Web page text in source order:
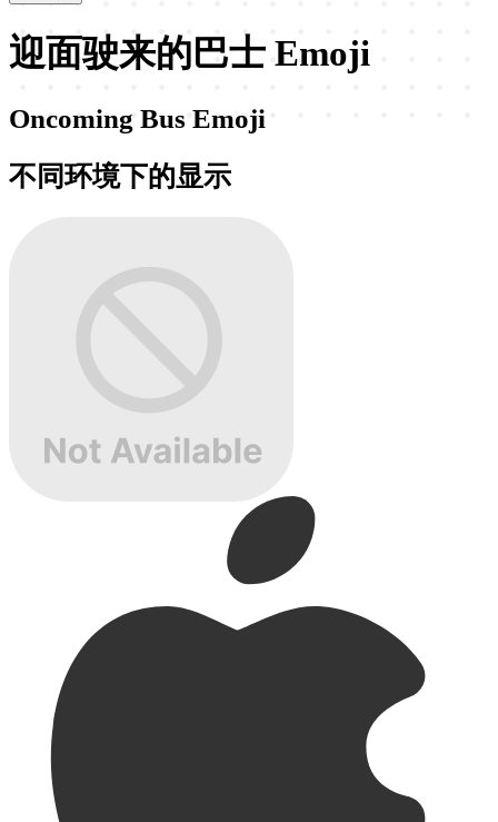
迎面驶来的巴士 Emoji
Oncoming Bus Emoji
不同环境下的显示